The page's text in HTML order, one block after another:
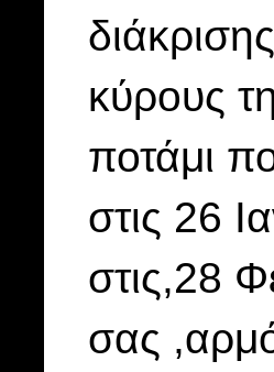
κύρους
ποτάμι
στις 26
στις,28
σας